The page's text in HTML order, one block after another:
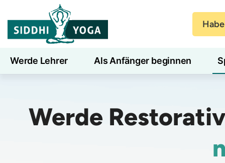
Werde Lehrer Als Anfänger beginnen
Werde